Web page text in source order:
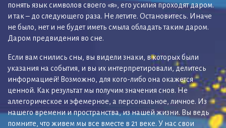
понять язык символов своего «я», его усилия проходят даром.
и так – до следующего раза. Не летите. Остановитесь. Иначе
не было, нет и не будет иметь смыла обладать таким даром.
Даром предвидения во сне.
Если вам снились сны, вы видели знаки, в которых были
указания на события, и вы их интерпретировали, делитесь
информацией! Возможно, для кого-либо она окажется
ценной. Как результат мы получим значения снов. Не
аллегорическое и эфемерное, а персональное, личное. Из
нашего времени и пространства, из нашей жизни. Вы ведь
помните, что живем мы все вместе в 21 веке. У нас свои